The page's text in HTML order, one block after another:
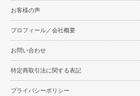
お客様の声
プロフィール／会社概要
お問い合わせ
特定商取引法に関する表記
プライバシーポリシー